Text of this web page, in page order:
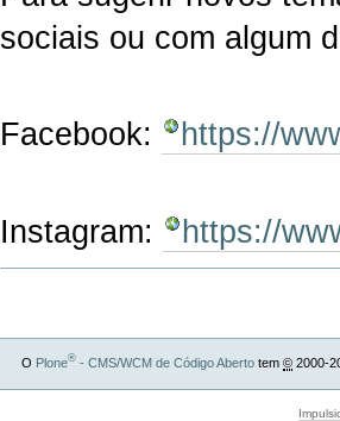
sociais ou com algum
Facebook: https://
Instagram: https://
O Plone® - CMS/WCM de Código Aberto tem © 2000-